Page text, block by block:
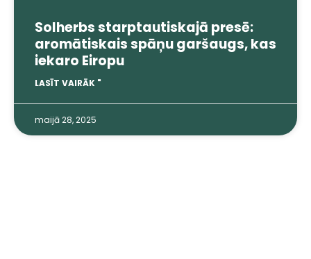
Solherbs starptautiskajā presē:
aromātiskais spāņu garšaugs, kas
iekaro Eiropu
LASĪT VAIRĀK "
maijā 28, 2025